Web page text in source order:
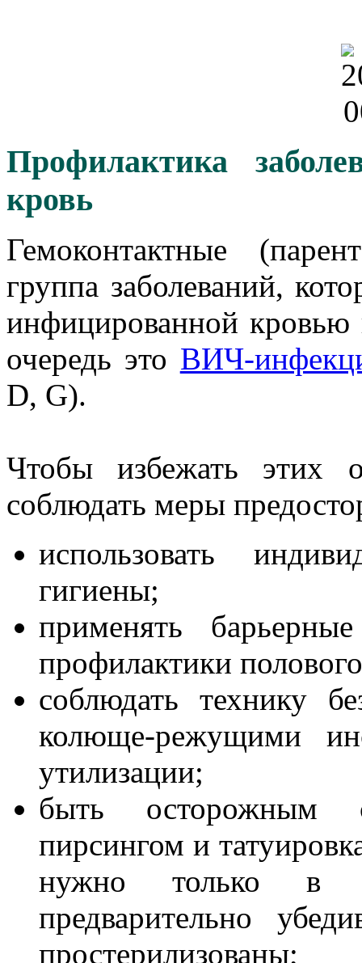
Профилактика
кровь
Гемоконтактные
группа заболеваний,
инфицированной
очередь это ВИЧ-
D, G).
Чтобы избежать этих
соблюдать меры
использовать
гигиены;
применять
профилактики
соблюдать технику
колюще-режущими
утилизации;
быть осторожным
пирсингом и
нужно только в
предварительно
простерилизованы;